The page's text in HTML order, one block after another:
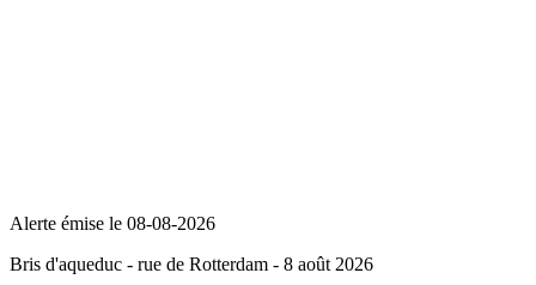
Alerte émise le 08-08-2026
Bris d'aqueduc - rue de Rotterdam - 8 août 2026